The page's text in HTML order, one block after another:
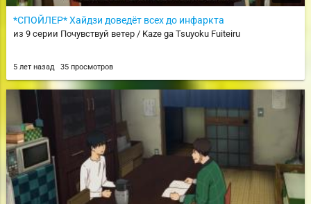
*СПОЙЛЕР* Хайдзи доведёт всех до инфаркта
из 9 серии Почувствуй ветер / Kaze ga Tsuyoku Fuiteiru
5 лет назад 35 просмотров